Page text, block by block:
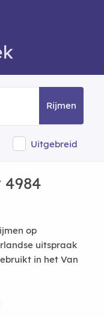
Rijmen
Uitgebreid
op
uitspraak
in het Van